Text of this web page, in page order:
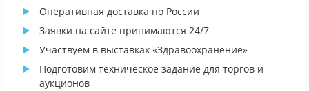
Оперативная доставка по России
Заявки на сайте принимаются 24/7
Участвуем в выставках «Здравоохранение»
Подготовим техническое задание для торгов и
аукционов